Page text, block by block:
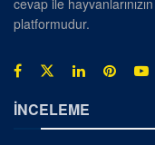
platformudur.
İNCELEME